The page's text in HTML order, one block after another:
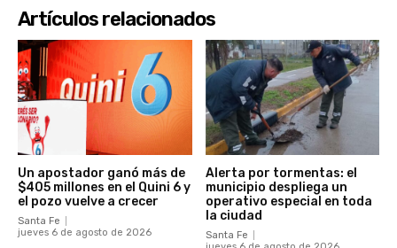
Artículos relacionados
Un apostador ganó más de
$405 millones en el Quini 6 y
el pozo vuelve a crecer
Santa Fe
jueves 6 de agosto de 2026
Alerta por tormentas: el
municipio despliega un
operativo especial en toda
la ciudad
Santa Fe